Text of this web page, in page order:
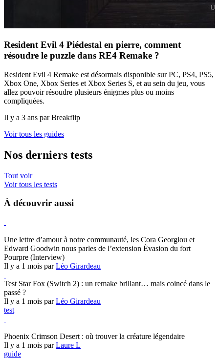
Resident Evil 4 Piédestal en pierre, comment
résoudre le puzzle dans RE4 Remake ?
Resident Evil 4 Remake est désormais disponible sur PC, PS4, PS5,
Xbox One, Xbox Series et Xbox Series S, et au sein du jeu, vous
allez pouvoir résoudre plusieurs énigmes plus ou moins
compliquées.
Il y a 3 ans par Breakflip
Voir tous les guides
Nos derniers tests
Tout voir
Voir tous les tests
À découvrir aussi
Une lettre d’amour à notre communauté, les Cora Georgiou et
Edward Goodwin nous parles de l’extension Évasion du fort
Pourpre (Interview)
Il y a 1 mois parLéo Girardeau
Test Star Fox (Switch 2) : un remake brillant… mais coincé dans le
passé ?
Il y a 1 mois parLéo Girardeau
test
Phoenix Crimson Desert : où trouver la créature légendaire
Il y a 1 mois parLaure L
guide